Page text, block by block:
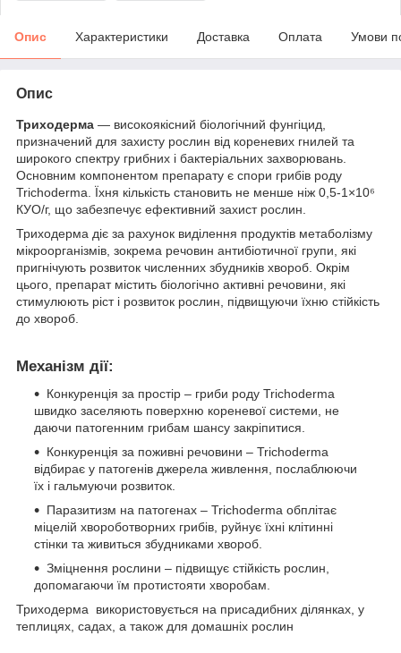
Опис Характеристики Доставка Оплата Умови
Опис
Триходерма — високоякісний біологічний фунгіцид,
призначений для захисту рослин від кореневих гнилей та
широкого спектру грибних і бактеріальних захворювань.
Основним компонентом препарату є спори грибів роду
Trichoderma. Їхня кількість становить не менше ніж 0,5-1×10⁶
КУО/г, що забезпечує ефективний захист рослин.
Триходерма діє за рахунок виділення продуктів метаболізму
мікроорганізмів, зокрема речовин антибіотичної групи, які
пригнічують розвиток численних збудників хвороб. Окрім
цього, препарат містить біологічно активні речовини, які
стимулюють ріст і розвиток рослин, підвищуючи їхню стійкість
до хвороб.
Механізм дії:
Конкуренція за простір – гриби роду Trichoderma
швидко заселяють поверхню кореневої системи, не
даючи патогенним грибам шансу закріпитися.
Конкуренція за поживні речовини – Trichoderma
відбирає у патогенів джерела живлення, послаблюючи
їх і гальмуючи розвиток.
Паразитизм на патогенах – Trichoderma обплітає
міцелій хвороботворних грибів, руйнує їхні клітинні
стінки та живиться збудниками хвороб.
Зміцнення рослини – підвищує стійкість рослин,
допомагаючи їм протистояти хворобам.
Триходерма використовується на присадибних ділянках, у
теплицях, садах, а також для домашніх рослин